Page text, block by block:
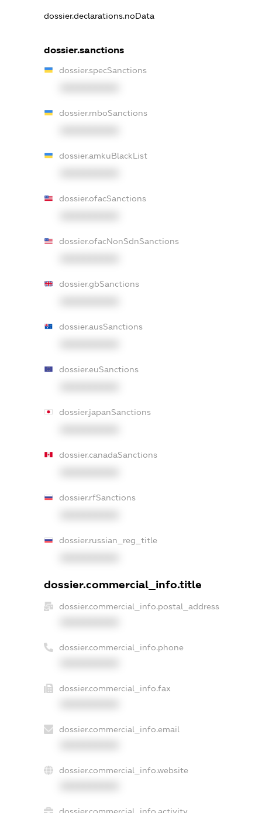
dossier.declarations.noData
dossier.sanctions
dossier.specSanctions
dossier.rnboSanctions
dossier.amkuBlackList
dossier.ofacSanctions
dossier.ofacNonSdnSanctions
dossier.gbSanctions
dossier.ausSanctions
dossier.euSanctions
dossier.japanSanctions
dossier.canadaSanctions
dossier.rfSanctions
dossier.russian_reg_title
dossier.commercial_info.title
dossier.commercial_info.postal_address
dossier.commercial_info.phone
dossier.commercial_info.fax
dossier.commercial_info.email
dossier.commercial_info.website